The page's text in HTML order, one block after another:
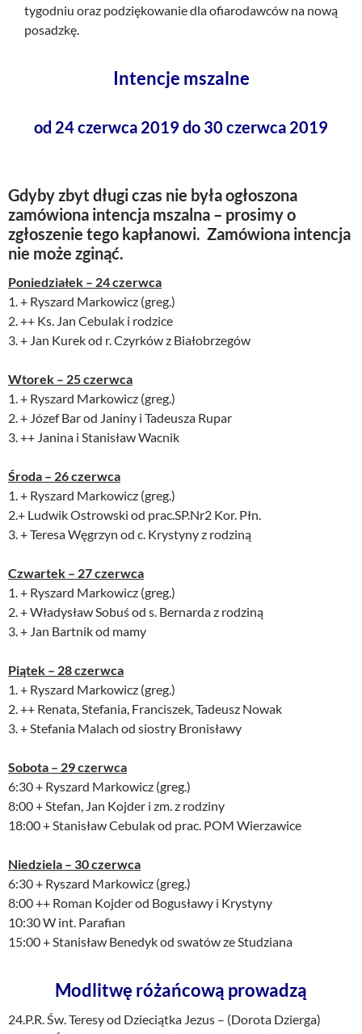
tygodniu oraz podziękowanie dla ofiarodawców na nową
posadzkę.
Intencje mszalne
od 24 czerwca 2019 do 30 czerwca 2019
Gdyby zbyt długi czas nie była ogłoszona
zamówiona intencja mszalna – prosimy o
zgłoszenie tego kapłanowi. Zamówiona intencja
nie może zginąć.
Poniedziałek – 24 czerwca
1. + Ryszard Markowicz (greg.)
2. ++ Ks. Jan Cebulak i rodzice
3. + Jan Kurek od r. Czyrków z Białobrzegów
Wtorek – 25 czerwca
1. + Ryszard Markowicz (greg.)
2. + Józef Bar od Janiny i Tadeusza Rupar
3. ++ Janina i Stanisław Wacnik
Środa – 26 czerwca
1. + Ryszard Markowicz (greg.)
2.+ Ludwik Ostrowski od prac.SP.Nr2 Kor. Płn.
3. + Teresa Węgrzyn od c. Krystyny z rodziną
Czwartek – 27 czerwca
1. + Ryszard Markowicz (greg.)
2. + Władysław Sobuś od s. Bernarda z rodziną
3. + Jan Bartnik od mamy
Piątek – 28 czerwca
1. + Ryszard Markowicz (greg.)
2. ++ Renata, Stefania, Franciszek, Tadeusz Nowak
3. + Stefania Malach od siostry Bronisławy
Sobota – 29 czerwca
6:30 + Ryszard Markowicz (greg.)
8:00 + Stefan, Jan Kojder i zm. z rodziny
18:00 + Stanisław Cebulak od prac. POM Wierzawice
Niedziela – 30 czerwca
6:30 + Ryszard Markowicz (greg.)
8:00 ++ Roman Kojder od Bogusławy i Krystyny
10:30 W int. Parafian
15:00 + Stanisław Benedyk od swatów ze Studziana
Modlitwę różańcową prowadzą
24.P.R. Św. Teresy od Dzieciątka Jezus – (Dorota Dzierga)